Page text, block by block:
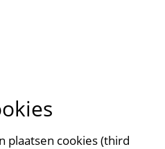
plaatsen cookies (third